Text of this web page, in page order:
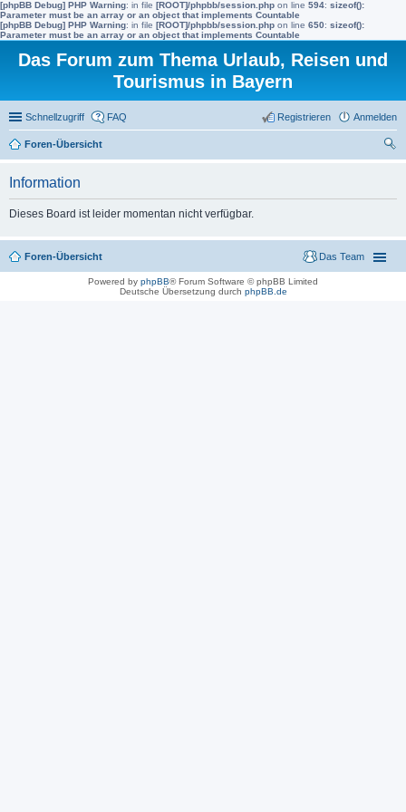
[phpBB Debug] PHP Warning: in file [ROOT]/phpbb/session.php on line 594: sizeof():
Parameter must be an array or an object that implements Countable
[phpBB Debug] PHP Warning: in file [ROOT]/phpbb/session.php on line 650: sizeof():
Parameter must be an array or an object that implements Countable
Das Forum zum Thema Urlaub, Reisen und
Tourismus in Bayern
Schnellzugriff FAQ Anmelden
Registrieren
Foren-Übersicht
Information
Dieses Board ist leider momentan nicht verfügbar.
Foren-Übersicht Das Team
Powered by phpBB® Forum Software © phpBB Limited
Deutsche Übersetzung durch phpBB.de